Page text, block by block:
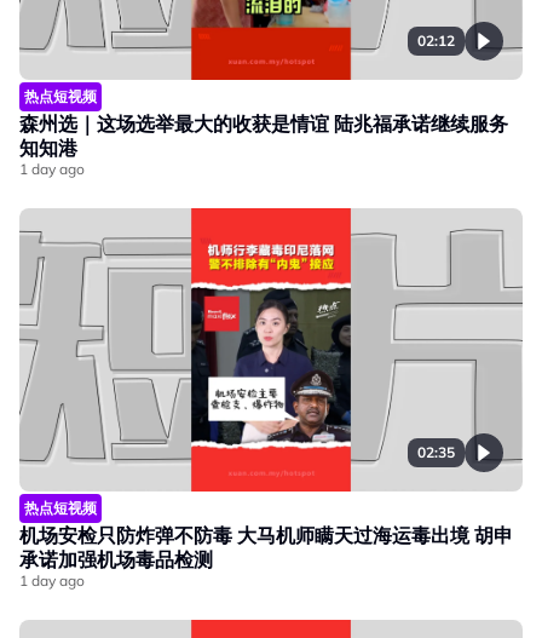
02:12
热点短视频
森州选｜这场选举最大的收获是情谊 陆兆福承诺继续服务
知知港
1 day ago
02:35
热点短视频
机场安检只防炸弹不防毒 大马机师瞒天过海运毒出境 胡申
承诺加强机场毒品检测
1 day ago